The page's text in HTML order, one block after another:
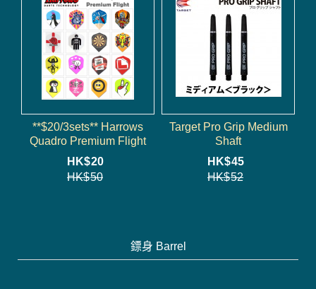
**$20/3sets** Harrows
Quadro Premium Flight
HK$20
HK$50
Target Pro Grip Medium
Shaft
HK$45
HK$52
鏢身 Barrel